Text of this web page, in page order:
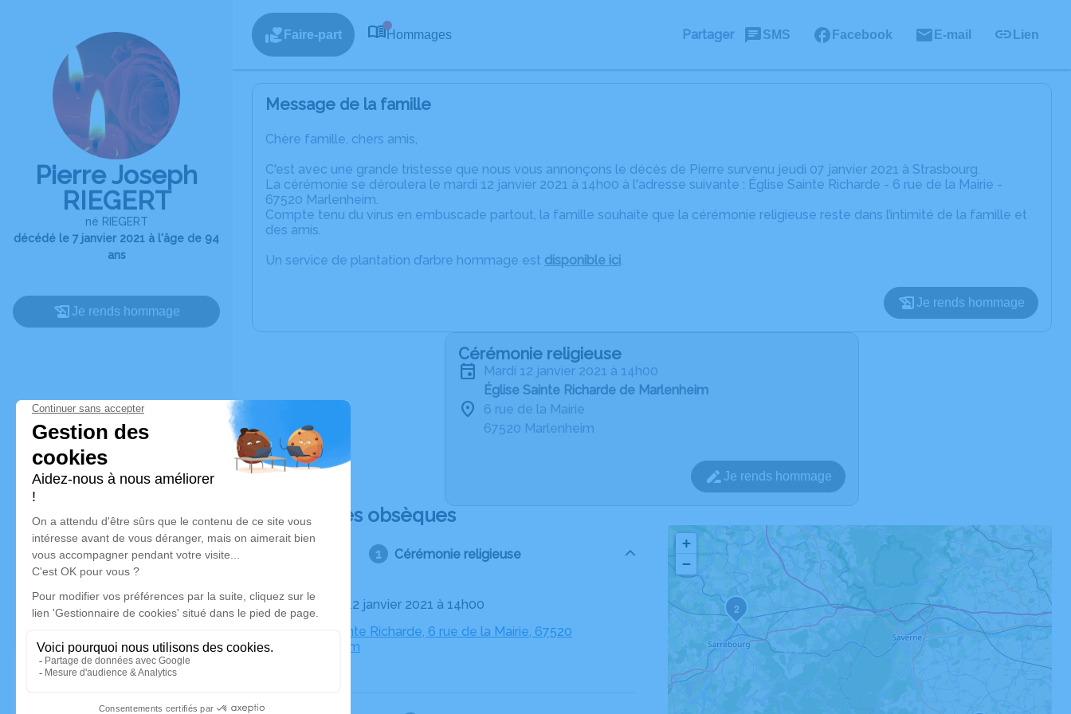
Pierre Joseph
RIEGERT
né RIEGERT
décédé le 7 janvier 2021 à l'âge de 94
ans
Je rends hommage
Faire-part Hommages Partager SMS Facebook E-mail Lien
Message de la famille
Chère famille, chers amis,
C'est avec une grande tristesse que nous vous annonçons le décès de Pierre survenu jeudi 07 janvier 2021 à Strasbourg.
La cérémonie se déroulera le mardi 12 janvier 2021 à 14h00 à l'adresse suivante : Église Sainte Richarde - 6 rue de la Mairie -
67520 Marlenheim.
Compte tenu du virus en embuscade partout, la famille souhaite que la cérémonie religieuse reste dans l’intimité de la famille et
des amis.
Un service de plantation d’arbre hommage est disponible ici.
Je rends hommage
Cérémonie religieuse
mardi 12 janvier 2021 à 14h00
Église Sainte Richarde de Marlenheim
6 rue de la Mairie
67520 Marlenheim
Je rends hommage
Déroulé des obsèques
Cérémonie religieuse
Le mardi 12 janvier 2021 à 14h00
Église Sainte Richarde, 6 rue de la Mairie, 67520
Marlenheim
2
+
−